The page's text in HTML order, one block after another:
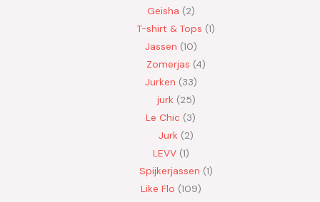
Geisha 2
T-shirt & Tops 1
Jassen 10
Zomerjas 4
Jurken 33
jurk 25
Le Chic 3
Jurk 2
LEVV 1
Spijkerjassen 1
Like Flo 109